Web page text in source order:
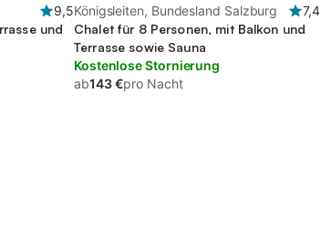
9,5
und
Königsleiten, Bundesland Salzburg
7,4
Chalet für 8 Personen, mit Balkon und
Terrasse sowie Sauna
Kostenlose Stornierung
ab143 €pro Nacht